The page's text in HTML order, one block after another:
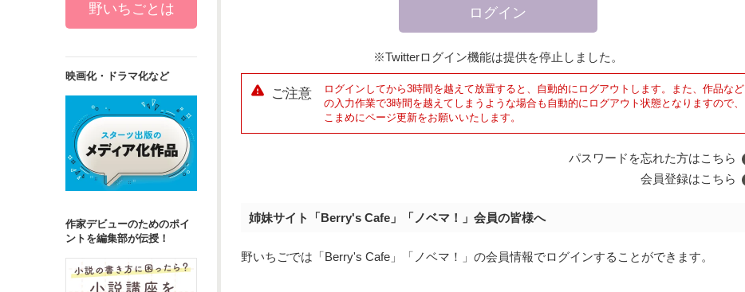
※Twitterログイン機能は提供を停止しました。
ご注意
ログインしてから3時間を越えて放置すると、自動的にログアウトします。また、作品など
の入力作業で3時間を越えてしまうような場合も自動的にログアウト状態となりますので、
こまめにページ更新をお願いいたします。
パスワードを忘れた方はこちら
会員登録はこちら
姉妹サイト「Berry's Cafe」「ノベマ！」会員の皆様へ
野いちごでは「Berry's Cafe」「ノベマ！」の会員情報でログインすることができます。
野いちごとは
映画化・ドラマ化など
作家デビューのためのポイ
ントを編集部が伝授！